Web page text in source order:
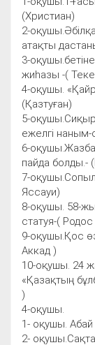
(Христиан)
2-
атақты
3-
жиһазы -(
4-оқушы.
(Қазтуған)
5-
ежелгі наным-
6-
пайда болды.-
7-
Яссауи)
8-оқушы. 58-
статуя-(
9-оқушы.Қос
Аккад )
10-оқушы. 24
«Қазақтың
)
4-оқушы.
1- оқушы.
2-